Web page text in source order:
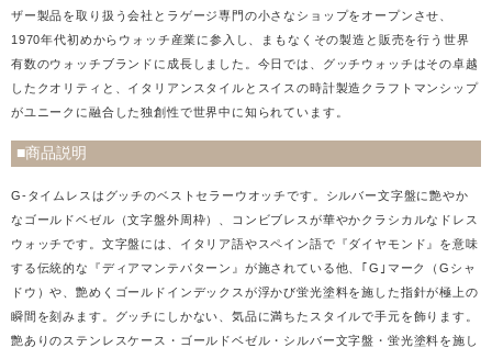
ザー製品を取り扱う会社とラゲージ専門の小さなショップをオープンさせ、
1970年代初めからウォッチ産業に参入し、まもなくその製造と販売を行う世界
有数のウォッチブランドに成長しました。今日では、グッチウォッチはその卓越
したクオリティと、イタリアンスタイルとスイスの時計製造クラフトマンシップ
がユニークに融合した独創性で世界中に知られています。
■商品説明
G-タイムレスはグッチのベストセラーウオッチです。シルバー文字盤に艶やか
なゴールドベゼル（文字盤外周枠）、コンビブレスが華やかクラシカルなドレス
ウォッチです。文字盤には、イタリア語やスペイン語で『ダイヤモンド』を意味
する伝統的な『ディアマンテパターン』が施されている他、｢G｣マーク（Gシャ
ドウ）や、艶めくゴールドインデックスが浮かび蛍光塗料を施した指針が極上の
瞬間を刻みます。グッチにしかない、気品に満ちたスタイルで手元を飾ります。
艶ありのステンレスケース・ゴールドベゼル・シルバー文字盤・蛍光塗料を施し